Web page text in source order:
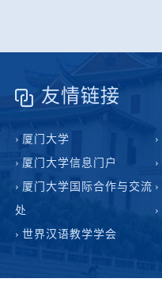
友情链接
厦门大学
厦门大学信息门户
厦门大学国际合作与交流
处
世界汉语教学学会